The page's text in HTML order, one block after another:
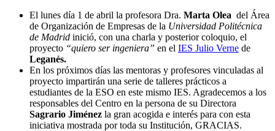
El lunes día 1 de abril la profesora Dra. Marta Olea del Área
de Organización de Empresas de la Universidad Politécnica
de Madrid inició, con una charla y posterior coloquio, el
proyecto “quiero ser ingeniera” en el IES Julio Verne de
Leganés.
En los próximos días las mentoras y profesores vinculadas al
proyecto impartirán una serie de talleres prácticos a
estudiantes de la ESO en este mismo IES. Agradecemos a los
responsables del Centro en la persona de su Directora
Sagrario Jiménez la gran acogida e interés para con esta
iniciativa mostrada por toda su Institución, GRACIAS.